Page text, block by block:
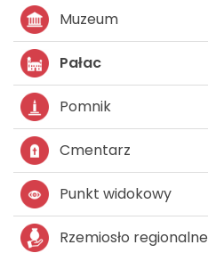
Muzeum
Pałac
Pomnik
Cmentarz
Punkt widokowy
Rzemiosło regionalne